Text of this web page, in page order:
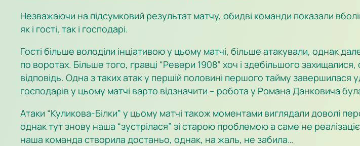
Незважаючи на підсумковий результат матчу, обидві команди показали
як і гості, так і господарі.
Гості більше володіли інціативою у цьому матчі, більше атакували, однак
по воротах. Більше того, гравці “Ревери 1908” хоч і здебільшого
відповідь. Одна з таких атак у першій половині першого тайму
господарів у цьому матчі варто відзначити – робота у Романа Данковича
Атаки “Куликова-Білки” у цьому матчі також моментами виглядали доволі
однак тут знову наша “зустрілася” зі старою проблемою а саме не
наша команда створила достаньо, однак, на жаль, не забила…